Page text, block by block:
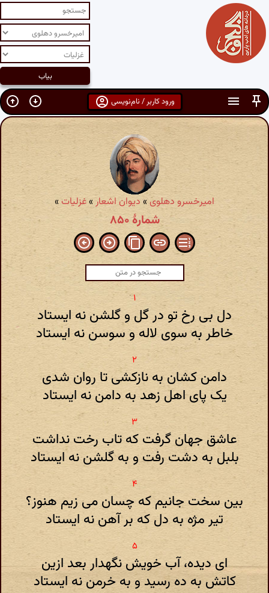
ورود کاربر / نام‌نویسی
امیرخسرو دهلوی» دیوان اشعار»غزلیات»
شمارهٔ ۸۵۰
دل بی رخ تو در گل و گلشن نه ایستاد
خاطر به سوی لاله و سوسن نه ایستاد
دامن کشان به نازکشی تا روان شدی
یک پای اهل زهد به دامن نه ایستاد
عاشق جهان گرفت که تاب رخت نداشت
بلبل به دشت رفت و به گلشن نه ایستاد
بین سخت جانیم که چسان می زیم هنوز؟
تیر مژه به دل که بر آهن نه ایستاد
ای دیده، آب خویش نگهدار بعد ازین
کاتش به ده رسید و به خرمن نه ایستاد